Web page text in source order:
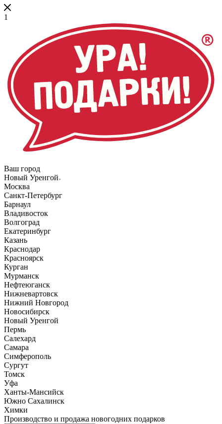
1
Ваш город
Новый Уренгой
Москва
Санкт-Петербург
Барнаул
Владивосток
Волгоград
Екатеринбург
Казань
Краснодар
Красноярск
Курган
Мурманск
Нефтеюганск
Нижневартовск
Нижний Новгород
Новосибирск
Новый Уренгой
Пермь
Салехард
Самара
Симферополь
Сургут
Томск
Уфа
Ханты-Мансийск
Южно Сахалинск
Химки
Производство и продажа новогодних подарков